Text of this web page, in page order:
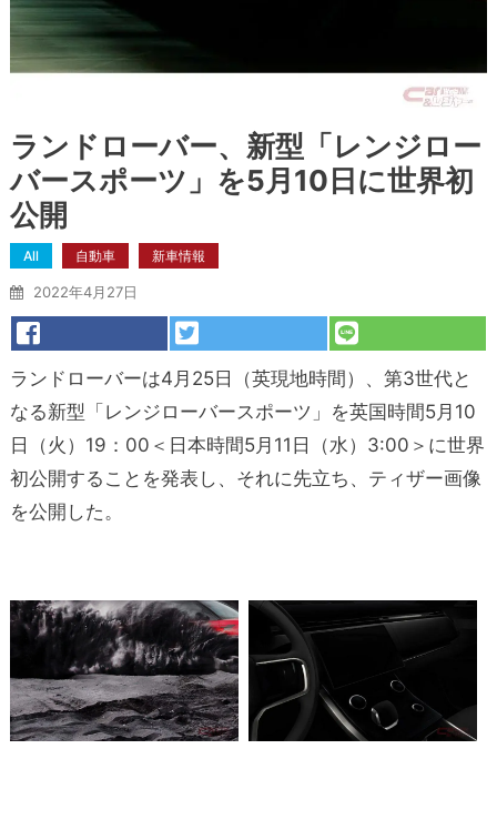
ランドローバー、新型「レンジロー
バースポーツ」を5月10日に世界初
公開
All 自動車 新車情報
2022年4月27日
ランドローバーは4 月 25日（英現地時間）、第3世代と
なる新型「レンジローバースポーツ」を英国時間5月 10
日（火） 19 ： 00 ＜日本時間5月 11 日（水） 3:00 ＞に世界
初公開することを発表し、それに先立ち、ティザー画像
を公開した。